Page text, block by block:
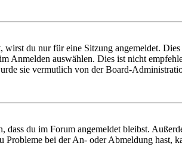
du nur für eine Sitzung angemeldet.
Anmelden auswählen. Dies ist nicht
sie vermutlich von der Board-
du im Forum angemeldet bleibst.
bei der An- oder Abmeldung hast,